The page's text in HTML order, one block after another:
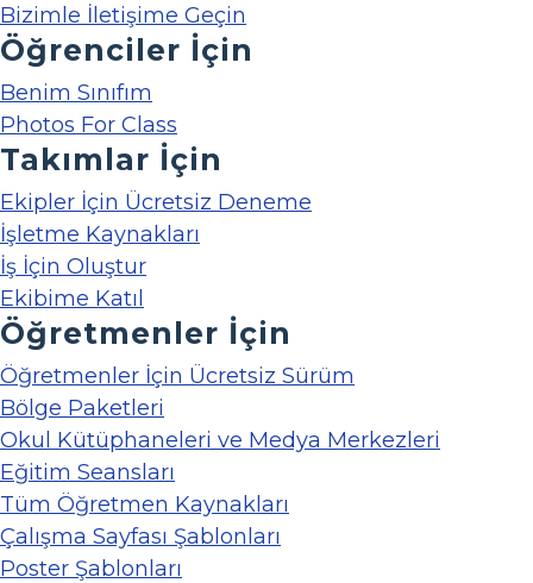
Bizimle İletişime Geçin
Öğrenciler İçin
Benim Sınıfım
Photos For Class
Takımlar İçin
Ekipler İçin Ücretsiz Deneme
İşletme Kaynakları
İş İçin Oluştur
Ekibime Katıl
Öğretmenler İçin
Öğretmenler İçin Ücretsiz Sürüm
Bölge Paketleri
Okul Kütüphaneleri ve Medya Merkezleri
Eğitim Seansları
Tüm Öğretmen Kaynakları
Çalışma Sayfası Şablonları
Poster Şablonları